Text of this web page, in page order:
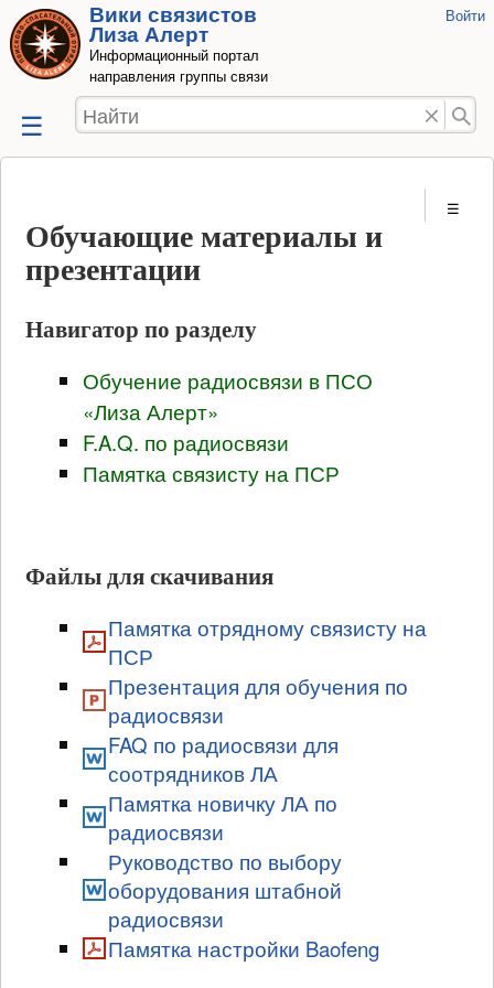
Перейти к
содержанию
Вики связистов
Лиза Алерт
Информационный портал
направления группы связи
Войти
Найти
Обучающие материалы и
презентации
Навигатор по разделу
Обучение радиосвязи в ПСО
«Лиза Алерт»
F.A.Q. по радиосвязи
Памятка связисту на ПСР
Файлы для скачивания
Памятка отрядному связисту на
ПСР
Презентация для обучения по
радиосвязи
FAQ по радиосвязи для
соотрядников ЛА
Памятка новичку ЛА по
радиосвязи
Руководство по выбору
оборудования штабной
радиосвязи
Памятка настройки Baofeng